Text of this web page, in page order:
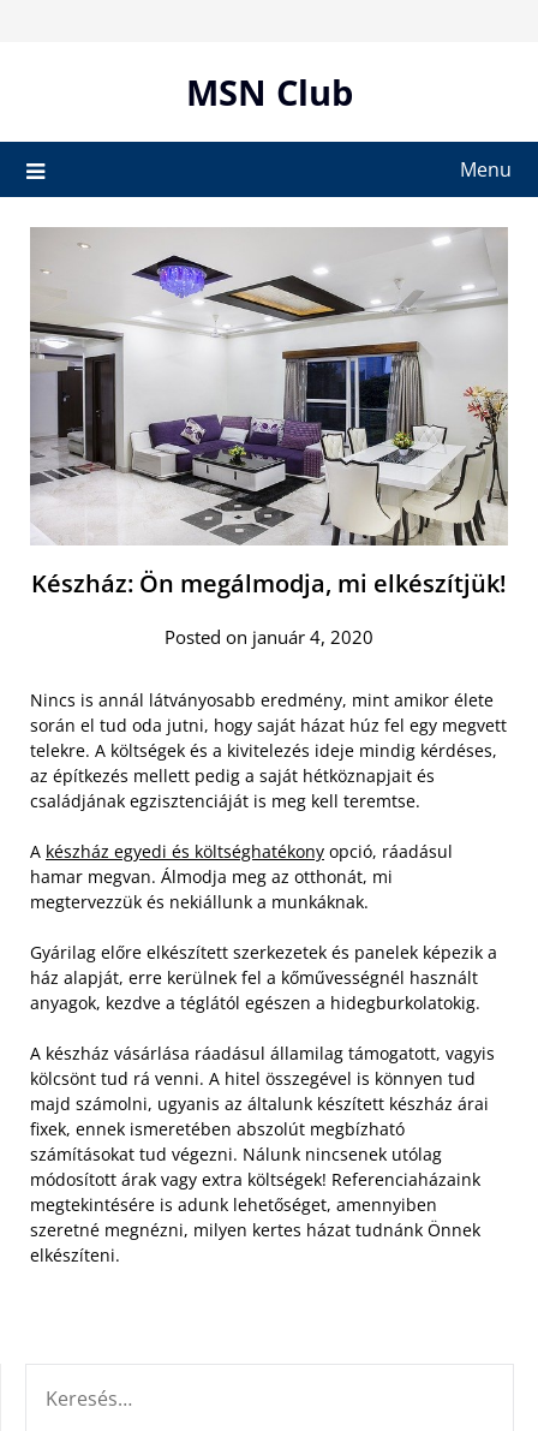
MSN Club
Menu
Készház: Ön megálmodja, mi elkészítjük!
Posted on január 4, 2020
Nincs is annál látványosabb eredmény, mint amikor élete
során el tud oda jutni, hogy saját házat húz fel egy megvett
telekre. A költségek és a kivitelezés ideje mindig kérdéses,
az építkezés mellett pedig a saját hétköznapjait és
családjának egzisztenciáját is meg kell teremtse.
A készház egyedi és költséghatékony opció, ráadásul
hamar megvan. Álmodja meg az otthonát, mi
megtervezzük és nekiállunk a munkáknak.
Gyárilag előre elkészített szerkezetek és panelek képezik a
ház alapját, erre kerülnek fel a kőművességnél használt
anyagok, kezdve a téglától egészen a hidegburkolatokig.
A készház vásárlása ráadásul államilag támogatott, vagyis
kölcsönt tud rá venni. A hitel összegével is könnyen tud
majd számolni, ugyanis az általunk készített készház árai
fixek, ennek ismeretében abszolút megbízható
számításokat tud végezni. Nálunk nincsenek utólag
módosított árak vagy extra költségek! Referenciaházaink
megtekintésére is adunk lehetőséget, amennyiben
szeretné megnézni, milyen kertes házat tudnánk Önnek
elkészíteni.